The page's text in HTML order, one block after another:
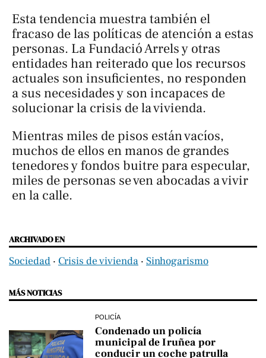
Esta tendencia muestra también el
fracaso de las políticas de atención a estas
personas. La Fundació Arrels y otras
entidades han reiterado que los recursos
actuales son insuficientes, no responden
a sus necesidades y son incapaces de
solucionar la crisis de la vivienda.
Mientras miles de pisos están vacíos,
muchos de ellos en manos de grandes
tenedores y fondos buitre para especular,
miles de personas se ven abocadas a vivir
en la calle.
ARCHIVADO EN
Sociedad ‧ Crisis de vivienda ‧ Sinhogarismo
MÁS NOTICIAS
POLICÍA
Condenado un policía
municipal de Iruñea por
conducir un coche patrulla